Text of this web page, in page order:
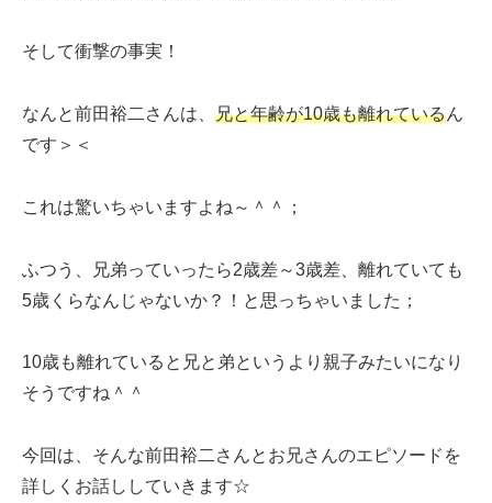
そして衝撃の事実！
なんと前田裕二さんは、 兄と年齢が10歳も離れているん
です＞＜
これは驚いちゃいますよね～＾＾；
ふつう、兄弟っていったら2歳差～3歳差、離れていても
5歳くらなんじゃないか？！と思っちゃいました；
10歳も離れていると兄と弟というより親子みたいになり
そうですね＾＾
今回は、そんな前田裕二さんとお兄さんのエピソードを
詳しくお話ししていきます☆